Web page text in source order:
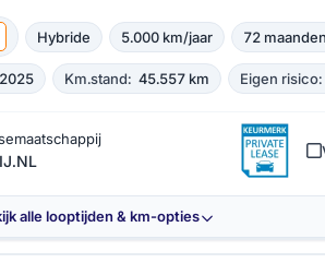
Hybride 5.000 km/jaar 72 maanden
2025 Km.stand: 45.557 km Eigen risico:
alle looptijden & km-opties